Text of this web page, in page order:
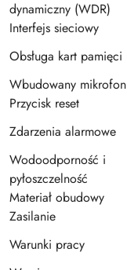
dynamiczny (WDR)
Interfejs sieciowy
Obsługa kart pamięci
Wbudowany mikrofon
Przycisk reset
Zdarzenia alarmowe
Wodoodporność i
pyłoszczelność
Materiał obudowy
Zasilanie
Warunki pracy